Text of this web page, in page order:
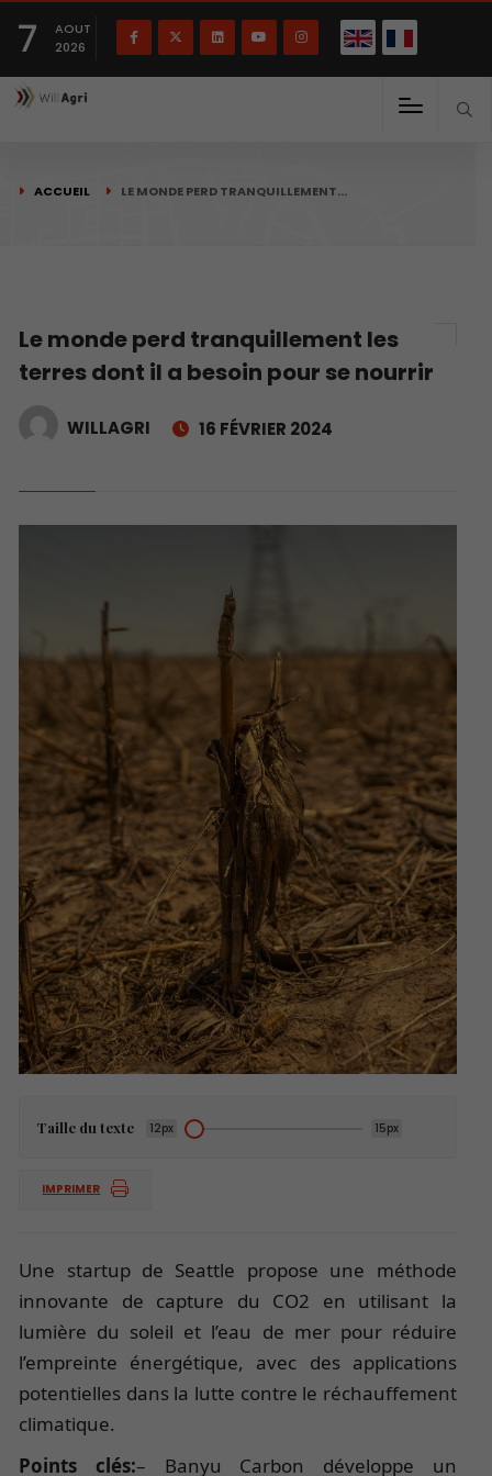
7
AOUT
2026
ACCUEIL LE MONDE PERD TRANQUILLEMENT…
Le monde perd tranquillement les
terres dont il a besoin pour se nourrir
WILLAGRI 16 FÉVRIER 2024
Taille du texte 12px 15px
IMPRIMER
Une startup de Seattle propose une méthode
innovante de capture du CO2 en utilisant la
lumière du soleil et l’eau de mer pour réduire
l’empreinte énergétique, avec des applications
potentielles dans la lutte contre le réchauffement
climatique.
Points clés:– Banyu Carbon développe un
Français English(English)